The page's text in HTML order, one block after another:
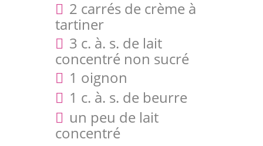
2 carrés de crème à
tartiner
3 c. à. s. de lait
concentré non sucré
1 oignon
1 c. à. s. de beurre
un peu de lait
concentré